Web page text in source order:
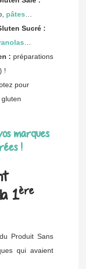
pâtes
Sucré :
: préparations
!
pour
marques
!
1ère
Produit Sans
qui avaient